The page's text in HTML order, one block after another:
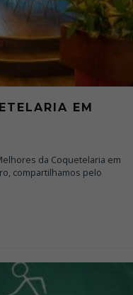
EM
da Coquetelaria em
compartilhamos pelo